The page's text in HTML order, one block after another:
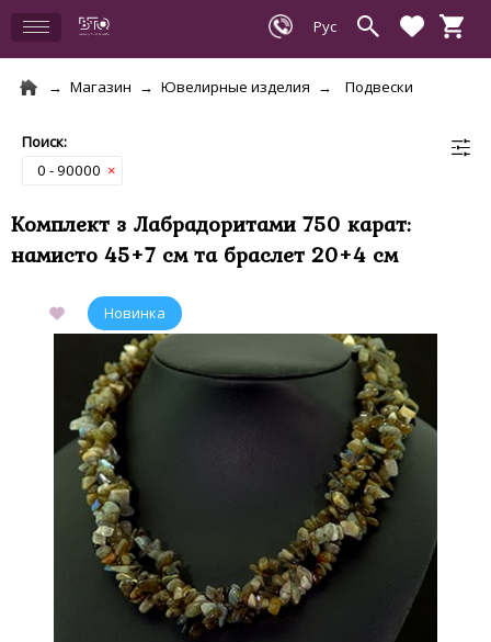
Магазин Ювелирные изделия Подвески
0 - 90000 ×
Комплект з Лабрадоритами 750 карат:
намисто 45+7 см та браслет 20+4 см